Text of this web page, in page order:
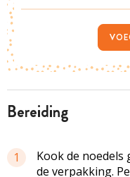
bereiding
1
Kook de noedels
de verpakking.